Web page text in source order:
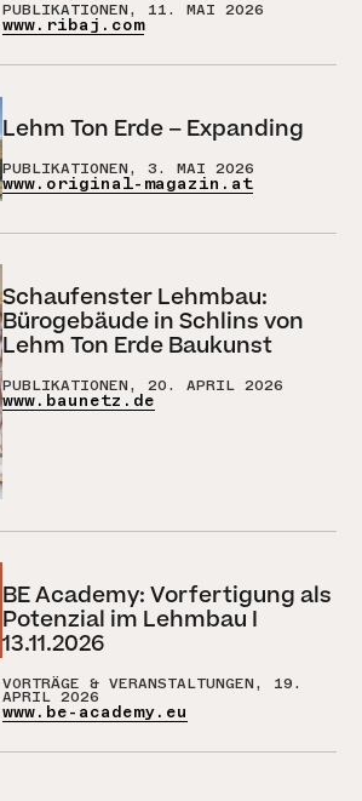
PUBLIKATIONEN, 11. MAI 2026
www.ribaj.com
Lehm Ton Erde – Expanding
PUBLIKATIONEN, 3. MAI 2026
www.original-magazin.at
Schaufenster Lehmbau:
Bürogebäude in Schlins von
Lehm Ton Erde Baukunst
PUBLIKATIONEN, 20. APRIL 2026
www.baunetz.de
BE Academy: Vorfertigung als
Potenzial im Lehmbau I
13.11.2026
VORTRÄGE & VERANSTALTUNGEN, 19.
APRIL 2026
www.be-academy.eu